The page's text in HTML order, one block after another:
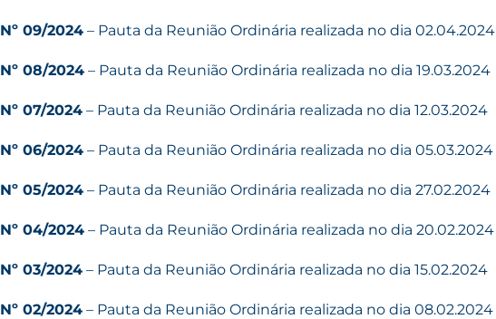
Nº 09/2024– Pauta da Reunião Ordinária realizada no dia 02.04.2024
Nº 08/2024– Pauta da Reunião Ordinária realizada no dia 19.03.2024
Nº 07/2024– Pauta da Reunião Ordinária realizada no dia 12.03.2024
Nº 06/2024– Pauta da Reunião Ordinária realizada no dia 05.03.2024
Nº 05/2024– Pauta da Reunião Ordinária realizada no dia 27.02.2024
Nº 04/2024– Pauta da Reunião Ordinária realizada no dia 20.02.2024
Nº 03/2024– Pauta da Reunião Ordinária realizada no dia 15.02.2024
Nº 02/2024– Pauta da Reunião Ordinária realizada no dia 08.02.2024